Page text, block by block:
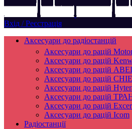
Вхід / Реєстрація
Аксесуари до радіостанцій
Аксесуари до рацій
Аксесуари до рацій
Аксесуари до рацій
Аксесуари до рацій
Аксесуари до рацій
Аксесуари до рацій
Аксесуари до рацій
Аксесуари до рацій Icom
Радіостанції